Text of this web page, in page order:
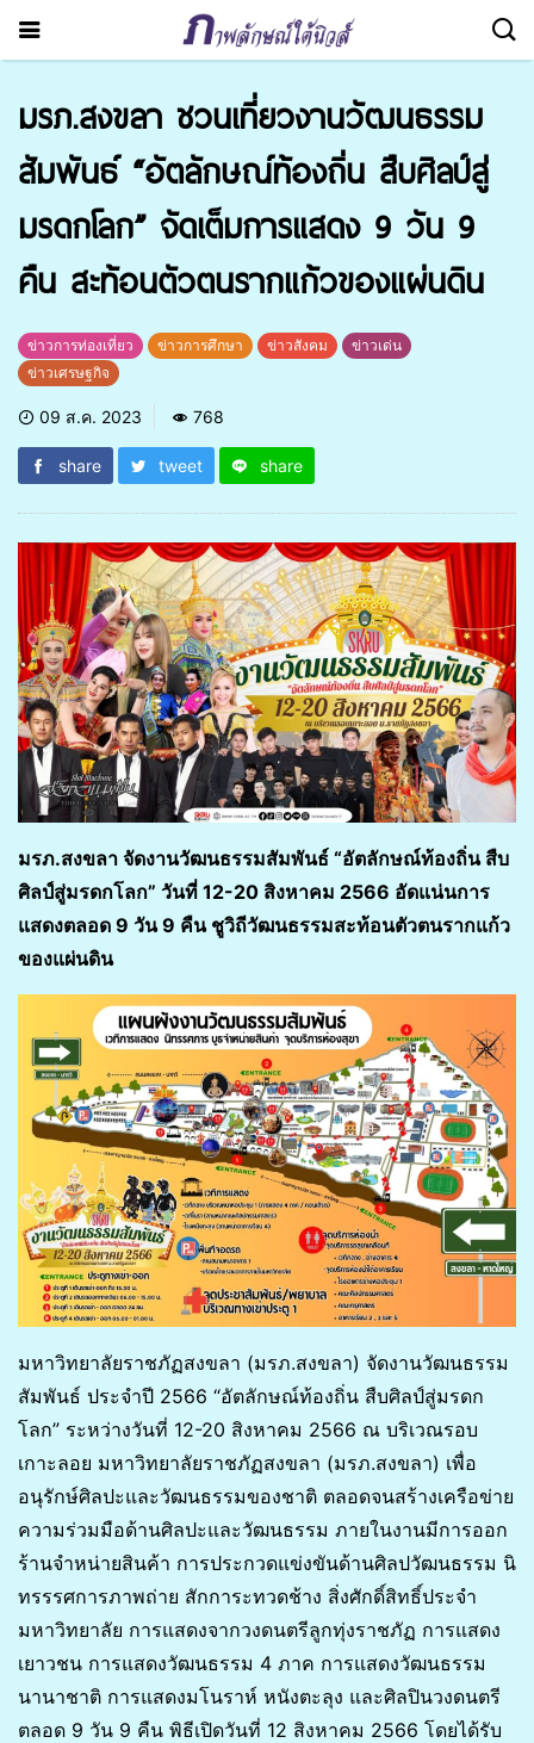
มรภ.สงขลา ชวนเที่ยวงานวัฒนธรรม
สัมพันธ์ “อัตลักษณ์ท้องถิ่น สืบศิลป์สู่
มรดกโลก” จัดเต็มการแสดง 9 วัน 9
คืน สะท้อนตัวตนรากแก้วของแผ่นดิน
ข่าวการท่องเที่ยว ข่าวการศึกษา ข่าวสังคม
ข่าวเด่น
ข่าวเศรษฐกิจ
09 ส.ค. 2023 768
share tweet share
มรภ.สงขลา จัดงานวัฒนธรรมสัมพันธ์ “อัตลักษณ์ท้องถิ่น สืบ
ศิลป์สู่มรดกโลก” วันที่ 12-20 สิงหาคม 2566 อัดแน่นการ
แสดงตลอด 9 วัน 9 คืน ชูวิถีวัฒนธรรมสะท้อนตัวตนรากแก้ว
ของแผ่นดิน
มหาวิทยาลัยราชภัฏสงขลา (มรภ.สงขลา) จัดงานวัฒนธรรม
สัมพันธ์ ประจำปี 2566 “อัตลักษณ์ท้องถิ่น สืบศิลป์สู่มรดก
โลก” ระหว่างวันที่ 12-20 สิงหาคม 2566 ณ บริเวณรอบ
เกาะลอย มหาวิทยาลัยราชภัฏสงขลา (มรภ.สงขลา) เพื่อ
อนุรักษ์ศิลปะและวัฒนธรรมของชาติ ตลอดจนสร้างเครือข่าย
ความร่วมมือด้านศิลปะและวัฒนธรรม ภายในงานมีการออก
ร้านจำหน่ายสินค้า การประกวดแข่งขันด้านศิลปวัฒนธรรม นิ
ทรรรศการภาพถ่าย สักการะทวดช้าง สิ่งศักดิ์สิทธิ์ประจำ
มหาวิทยาลัย การแสดงจากวงดนตรีลูกทุ่งราชภัฏ การแสดง
เยาวชน การแสดงวัฒนธรรม 4 ภาค การแสดงวัฒนธรรม
นานาชาติ การแสดงมโนราห์ หนังตะลุง และศิลปินวงดนตรี
ตลอด 9 วัน 9 คืน พิธีเปิดวันที่ 12 สิงหาคม 2566 โดยได้รับ